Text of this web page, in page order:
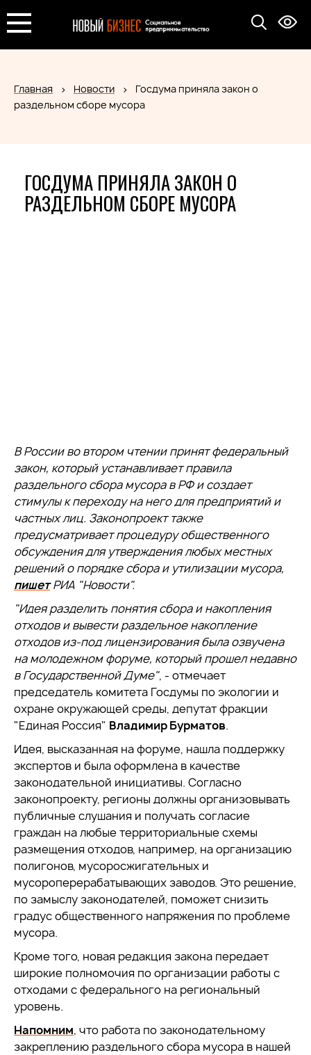
Главная Новости
Госдума приняла закон о
раздельном сборе мусора
ГОСДУМА ПРИНЯЛА ЗАКОН О
РАЗДЕЛЬНОМ СБОРЕ МУСОРА
В России во втором чтении принят федеральный
закон, который устанавливает правила
раздельного сбора мусора в РФ и создает
стимулы к переходу на него для предприятий и
частных лиц. Законопроект также
предусматривает процедуру общественного
обсуждения для утверждения любых местных
решений о порядке сбора и утилизации мусора,
пишетРИА "Новости".
"Идея разделить понятия сбора и накопления
отходов и вывести раздельное накопление
отходов из-под лицензирования была озвучена
на молодежном форуме, который прошел недавно
в Государственной Думе", - отмечает
председатель комитета Госдумы по экологии и
охране окружающей среды, депутат фракции
"Единая Россия" Владимир Бурматов.
Идея, высказанная на форуме, нашла поддержку
экспертов и была оформлена в качестве
законодательной инициативы. Согласно
законопроекту, регионы должны организовывать
публичные слушания и получать согласие
граждан на любые территориальные схемы
размещения отходов, например, на организацию
полигонов, мусоросжигательных и
мусороперерабатывающих заводов. Это решение,
по замыслу законодателей, поможет снизить
градус общественного напряжения по проблеме
мусора.
Кроме того, новая редакция закона передает
широкие полномочия по организации работы с
отходами с федерального на региональный
уровень.
Напомним, что работа по законодательному
закреплению раздельного сбора мусора в нашей